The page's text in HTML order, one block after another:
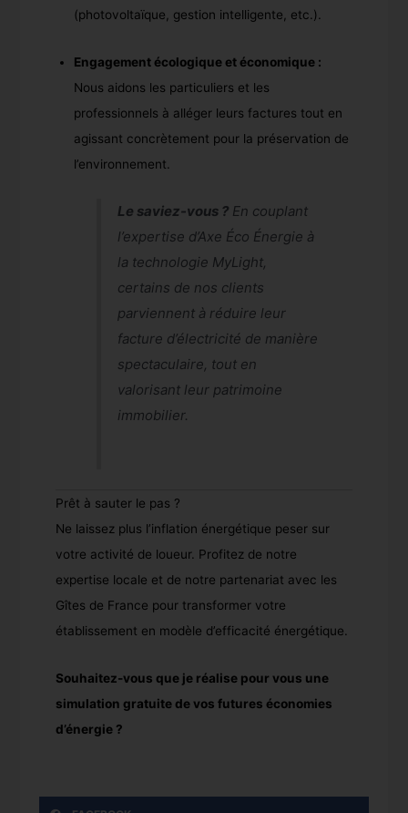
(photovoltaïque, gestion intelligente, etc.).
Engagement écologique et économique :
Nous aidons les particuliers et les
professionnels à alléger leurs factures tout en
agissant concrètement pour la préservation de
l’environnement.
Le saviez-vous ?En couplant
l’expertise d’Axe Éco Énergie à
la technologie MyLight,
certains de nos clients
parviennent à réduire leur
facture d’électricité de manière
spectaculaire, tout en
valorisant leur patrimoine
immobilier.
Prêt à sauter le pas ?
Ne laissez plus l’inflation énergétique peser sur
votre activité de loueur. Profitez de notre
expertise locale et de notre partenariat avec les
Gîtes de France pour transformer votre
établissement en modèle d’efficacité énergétique.
Souhaitez-vous que je réalise pour vous une
simulation gratuite de vos futures économies
d’énergie ?